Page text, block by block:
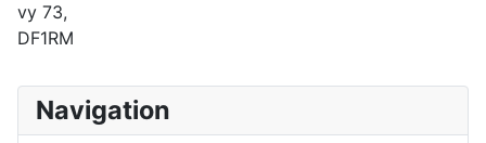
Navigation
vy 73,
DF1RM